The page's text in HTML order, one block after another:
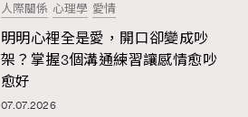
人際關係 心理學 愛情
明明心裡全是愛，開口卻變成吵
架？掌握3個溝通練習讓感情愈吵
愈好
07.07.2026